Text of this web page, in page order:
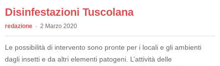
Disinfestazioni Tuscolana
redazione 2 Marzo 2020
Le possibilità di intervento sono pronte per i locali e gli ambienti
dagli insetti e da altri elementi patogeni. L’attività delle